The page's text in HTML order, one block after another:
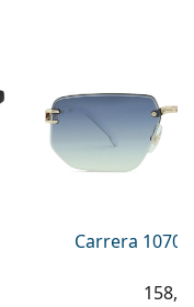
Carrera 1070/